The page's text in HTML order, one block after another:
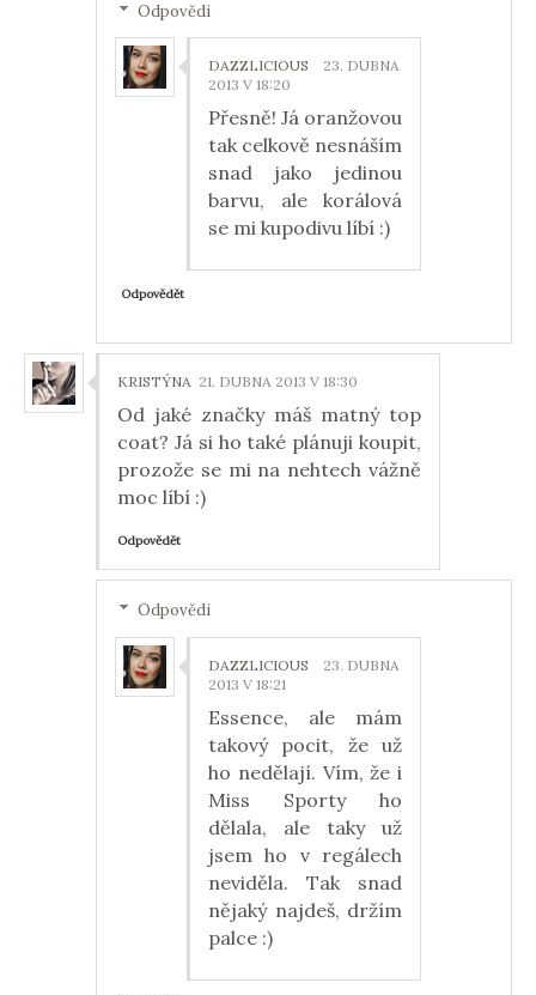
Odpovědi
DAZZLICIOUS
23. DUBNA
2013 V 18:20
Přesně! Já oranžovou
tak celkově nesnáším
snad jako jedinou
barvu, ale korálová
se mi kupodivu líbí :)
Odpovědět
KRISTÝNA 21. DUBNA 2013 V 18:30
Od jaké značky máš matný top
coat? Já si ho také plánuji koupit,
prozože se mi na nehtech vážně
moc líbí :)
Odpovědět
Odpovědi
DAZZLICIOUS
23. DUBNA
2013 V 18:21
Essence, ale mám
takový pocit, že už
ho nedělají. Vím, že i
Miss Sporty ho
dělala, ale taky už
jsem ho v regálech
neviděla. Tak snad
nějaký najdeš, držím
palce :)